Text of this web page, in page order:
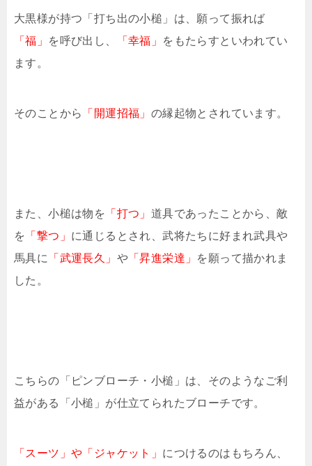
大黒様が持つ「打ち出の小槌」は、願って振れば
「福」
を呼び出し、 「幸福」
をもたらすといわれてい
ます。
そのことから 「開運招福」 の縁起物とされています。
また、小槌は物を 「打つ」 道具であったことから、敵
を 「撃つ」 に通じるとされ、武将たちに好まれ武具や
馬具に
「武運長久」 や 「昇進栄達」 を願って描かれま
した。
こちらの「ピンブローチ・小槌」は、そのようなご利
益がある「小槌」が仕立てられたブローチです。
「スーツ」や「ジャケット」 につけるのはもちろん、